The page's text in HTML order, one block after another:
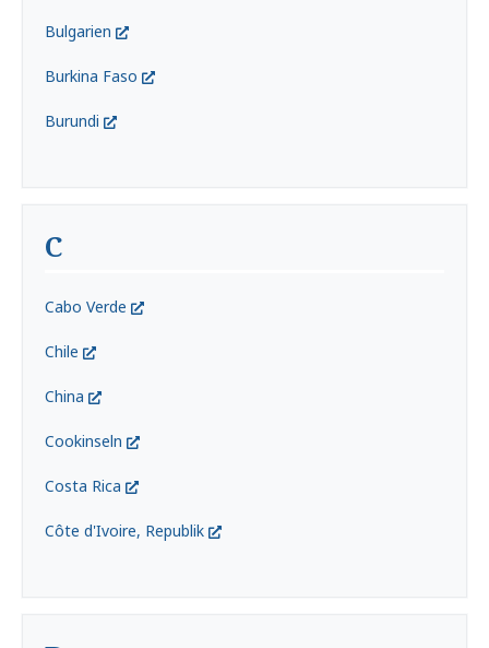
Bulgarien
Burkina Faso
Burundi
C
Cabo Verde
Chile
China
Cookinseln
Costa Rica
Côte d'Ivoire, Republik